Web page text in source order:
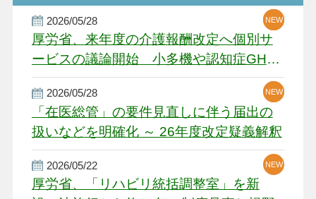
2026/05/28
厚労省、来年度の介護報酬改定へ個別サ
ービスの議論開始 小多機や認知症GH、
厳しい経営環境に危機感
NEW
NEW
NEW
2026/05/28
「在医総管」の要件見直しに伴う届出の
扱いなどを明確化 ～ 26年度改定疑義解釈
NEW
NEW
2026/05/22
厚労省、「リハビリ統括調整室」を新
NEW